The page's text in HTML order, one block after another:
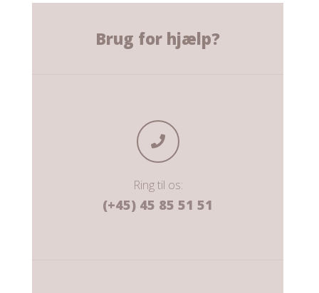
Brug for hjælp?
Ring til os:
(+45) 45 85 51 51